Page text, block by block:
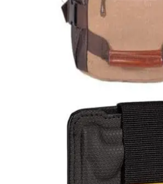
Σακίδιο από
35,00€